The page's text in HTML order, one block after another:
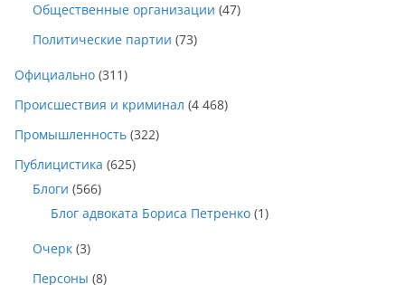
Общественные организации (47)
Политические партии (73)
Официально (311)
Происшествия и криминал (4 468)
Промышленность (322)
Публицистика (625)
Блоги (566)
Блог адвоката Бориса Петренко (1)
Очерк (3)
Персоны (8)